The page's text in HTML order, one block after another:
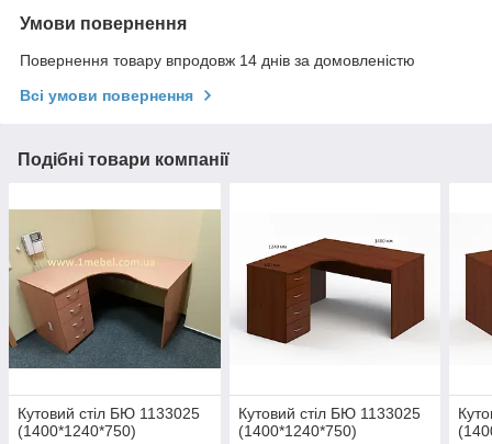
Умови повернення
Повернення товару впродовж 14 днів за домовленістю
Всі умови повернення
Подібні товари компанії
Кутовий стіл БЮ 1133025
(1400*1240*750)
Кутовий стіл БЮ 1133025
(1400*1240*750)